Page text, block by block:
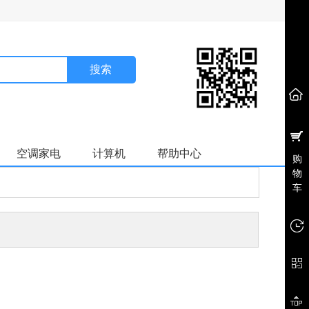
搜索
空调家电 计算机 帮助中心
购
物
车